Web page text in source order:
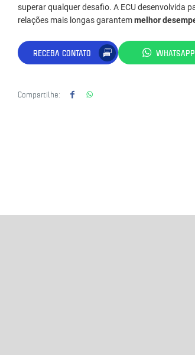
superar qualquer desafio. A ECU desenvolvida
relações mais longas garantemmelhor
RECEBA CONTATO WHATSAPP
Compartilhe: